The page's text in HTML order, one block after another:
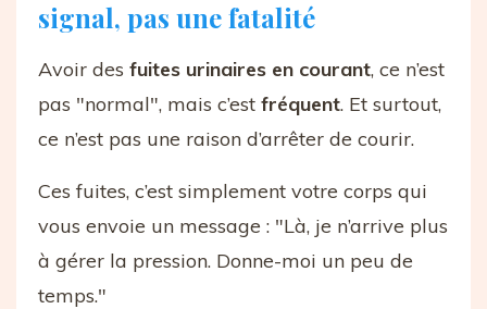
signal, pas une fatalité
Avoir des fuites urinaires en courant, ce n’est
pas "normal", mais c’est fréquent. Et surtout,
ce n’est pas une raison d’arrêter de courir.
Ces fuites, c’est simplement votre corps qui
vous envoie un message : "Là, je n’arrive plus
à gérer la pression. Donne-moi un peu de
temps."